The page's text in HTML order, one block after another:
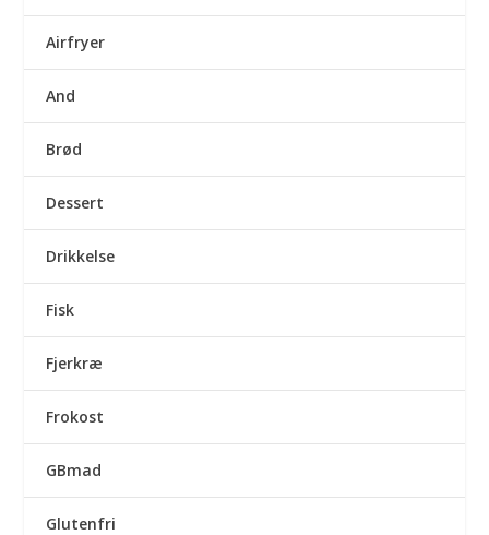
Airfryer
And
Brød
Dessert
Drikkelse
Fisk
Fjerkræ
Frokost
GBmad
Glutenfri